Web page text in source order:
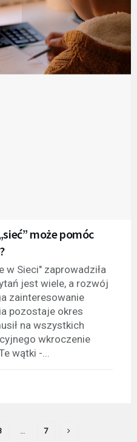
może pomóc
w Sieci" zaprowadziła
jest wiele, a rozwój
zainteresowanie
pozostaje okres
na wszystkich
wkroczenie
wątki -...
… 7